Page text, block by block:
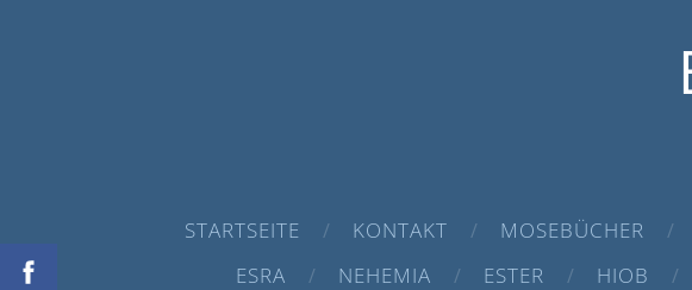
STARTSEITE KONTAKT MOSEBÜCHER
ESRA
NEHEMIA ESTER HIOB